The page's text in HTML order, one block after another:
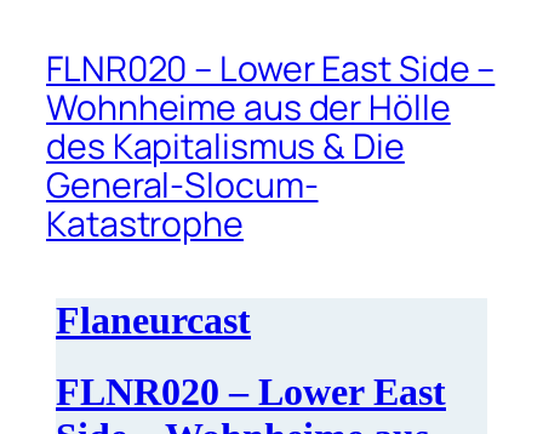
FLNR020 – Lower East Side –
Wohnheime aus der Hölle
des Kapitalismus & Die
General-Slocum-
Katastrophe